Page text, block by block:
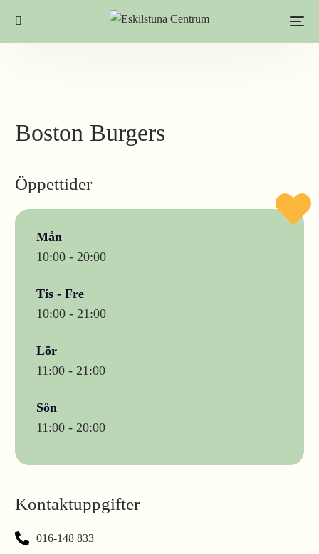
Boston Burgers
Öppettider
Mån
10:00 - 20:00
Tis - Fre
10:00 - 21:00
Lör
11:00 - 21:00
Sön
11:00 - 20:00
Kontaktuppgifter
016-148 833